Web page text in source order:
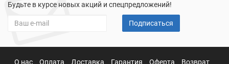
Будьте в курсе новых акций и спецпредложений!
Подписаться
О нас Оплата Доставка Гарантия Оферта Возврат